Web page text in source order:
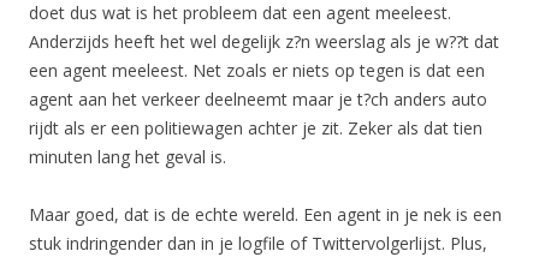
doet dus wat is het probleem dat een agent meeleest.
Anderzijds heeft het wel degelijk z?n weerslag als je w??t dat
een agent meeleest. Net zoals er niets op tegen is dat een
agent aan het verkeer deelneemt maar je t?ch anders auto
rijdt als er een politiewagen achter je zit. Zeker als dat tien
minuten lang het geval is.
Maar goed, dat is de echte wereld. Een agent in je nek is een
stuk indringender dan in je logfile of Twittervolgerlijst. Plus,